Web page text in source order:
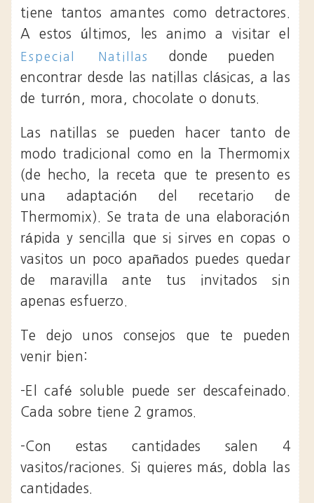
tiene tantos amantes como detractores.
A estos últimos, les animo a visitar el
Especial Natillas
donde pueden
encontrar desde las natillas clásicas, a las
de turrón, mora, chocolate o donuts.
Las natillas se pueden hacer tanto de
modo tradicional como en la Thermomix
(de hecho, la receta que te presento es
una adaptación del recetario de
Thermomix). Se trata de una elaboración
rápida y sencilla que si sirves en copas o
vasitos un poco apañados puedes quedar
de maravilla ante tus invitados sin
apenas esfuerzo.
Te dejo unos consejos que te pueden
venir bien:
-El café soluble puede ser descafeinado.
Cada sobre tiene 2 gramos.
-Con estas cantidades salen 4
vasitos/raciones. Si quieres más, dobla las
cantidades.